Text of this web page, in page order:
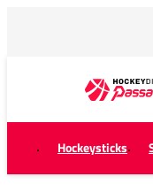
Hockeysticks